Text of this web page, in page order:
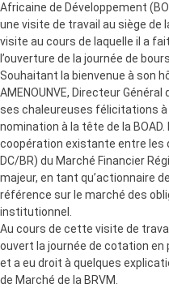
Africaine de Développement
une visite de travail au siège de
visite au cours de laquelle il a
l’ouverture de la journée de
Souhaitant la bienvenue à son
AMENOUNVE, Directeur
ses chaleureuses félicitations à
nomination à la tête de la
coopération existante entre les
DC/BR) du Marché Financier
majeur, en tant qu’actionnaire
référence sur le marché des
institutionnel.
Au cours de cette visite de
ouvert la journée de cotation en
et a eu droit à quelques
de Marché de la BRVM.